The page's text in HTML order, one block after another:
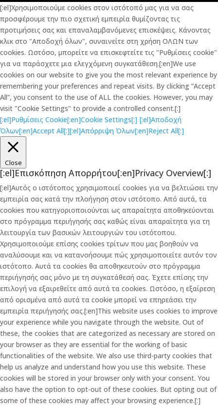
[:el]Χρησιμοποιούμε cookies στον ιστότοπό μας για να σας
προσφέρουμε την πιο σχετική εμπειρία θυμίζοντας τις
προτιμήσεις σας και επαναλαμβανόμενες επισκέψεις. Κάνοντας
κλικ στο "Αποδοχή όλων", συναινείτε στη χρήση ΟΛΩΝ των
cookies. Ωστόσο, μπορείτε να επισκεφτείτε τις "Ρυθμίσεις cookie"
για να παράσχετε μια ελεγχόμενη συγκατάθεση.[:en]We use
cookies on our website to give you the most relevant experience by
remembering your preferences and repeat visits. By clicking “Accept
All”, you consent to the use of ALL the cookies. However, you may
visit "Cookie Settings" to provide a controlled consent.[:]
[:el]Ρυθμίσεις Cookie[:en]Cookie Settings[:] [:el]Αποδοχή
Όλων[:en]Accept All[:][:el]Απόρριψη Όλων[:en]Reject All[:]
Close
[:el]Επισκόπηση Απορρήτου[:en]Privacy Overview[:]
[:el]Αυτός ο ιστότοπος χρησιμοποιεί cookies για να βελτιώσει την
εμπειρία σας κατά την πλοήγηση στον ιστότοπο. Από αυτά, τα
cookies που κατηγοριοποιούνται ως απαραίτητα αποθηκεύονται
στο πρόγραμμα περιήγησής σας καθώς είναι απαραίτητα για τη
λειτουργία των βασικών λειτουργιών του ιστότοπου.
Χρησιμοποιούμε επίσης cookies τρίτων που μας βοηθούν να
αναλύσουμε και να κατανοήσουμε πώς χρησιμοποιείτε αυτόν τον
ιστότοπο. Αυτά τα cookies θα αποθηκευτούν στο πρόγραμμα
περιήγησής σας μόνο με τη συγκατάθεσή σας. Έχετε επίσης την
επιλογή να εξαιρεθείτε από αυτά τα cookies. Ωστόσο, η εξαίρεση
από ορισμένα από αυτά τα cookie μπορεί να επηρεάσει την
εμπειρία περιήγησής σας.[:en]This website uses cookies to improve
your experience while you navigate through the website. Out of
these, the cookies that are categorized as necessary are stored on
your browser as they are essential for the working of basic
functionalities of the website. We also use third-party cookies that
help us analyze and understand how you use this website. These
cookies will be stored in your browser only with your consent. You
also have the option to opt-out of these cookies. But opting out of
some of these cookies may affect your browsing experience.[:]